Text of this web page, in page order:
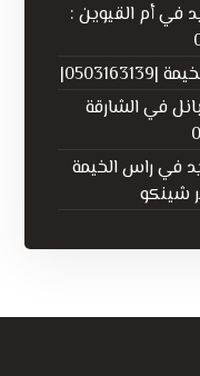
في أم القيوين :
في الشارقة
في راس الخيمة